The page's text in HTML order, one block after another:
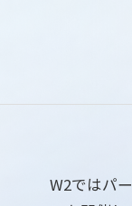
W2ではパ